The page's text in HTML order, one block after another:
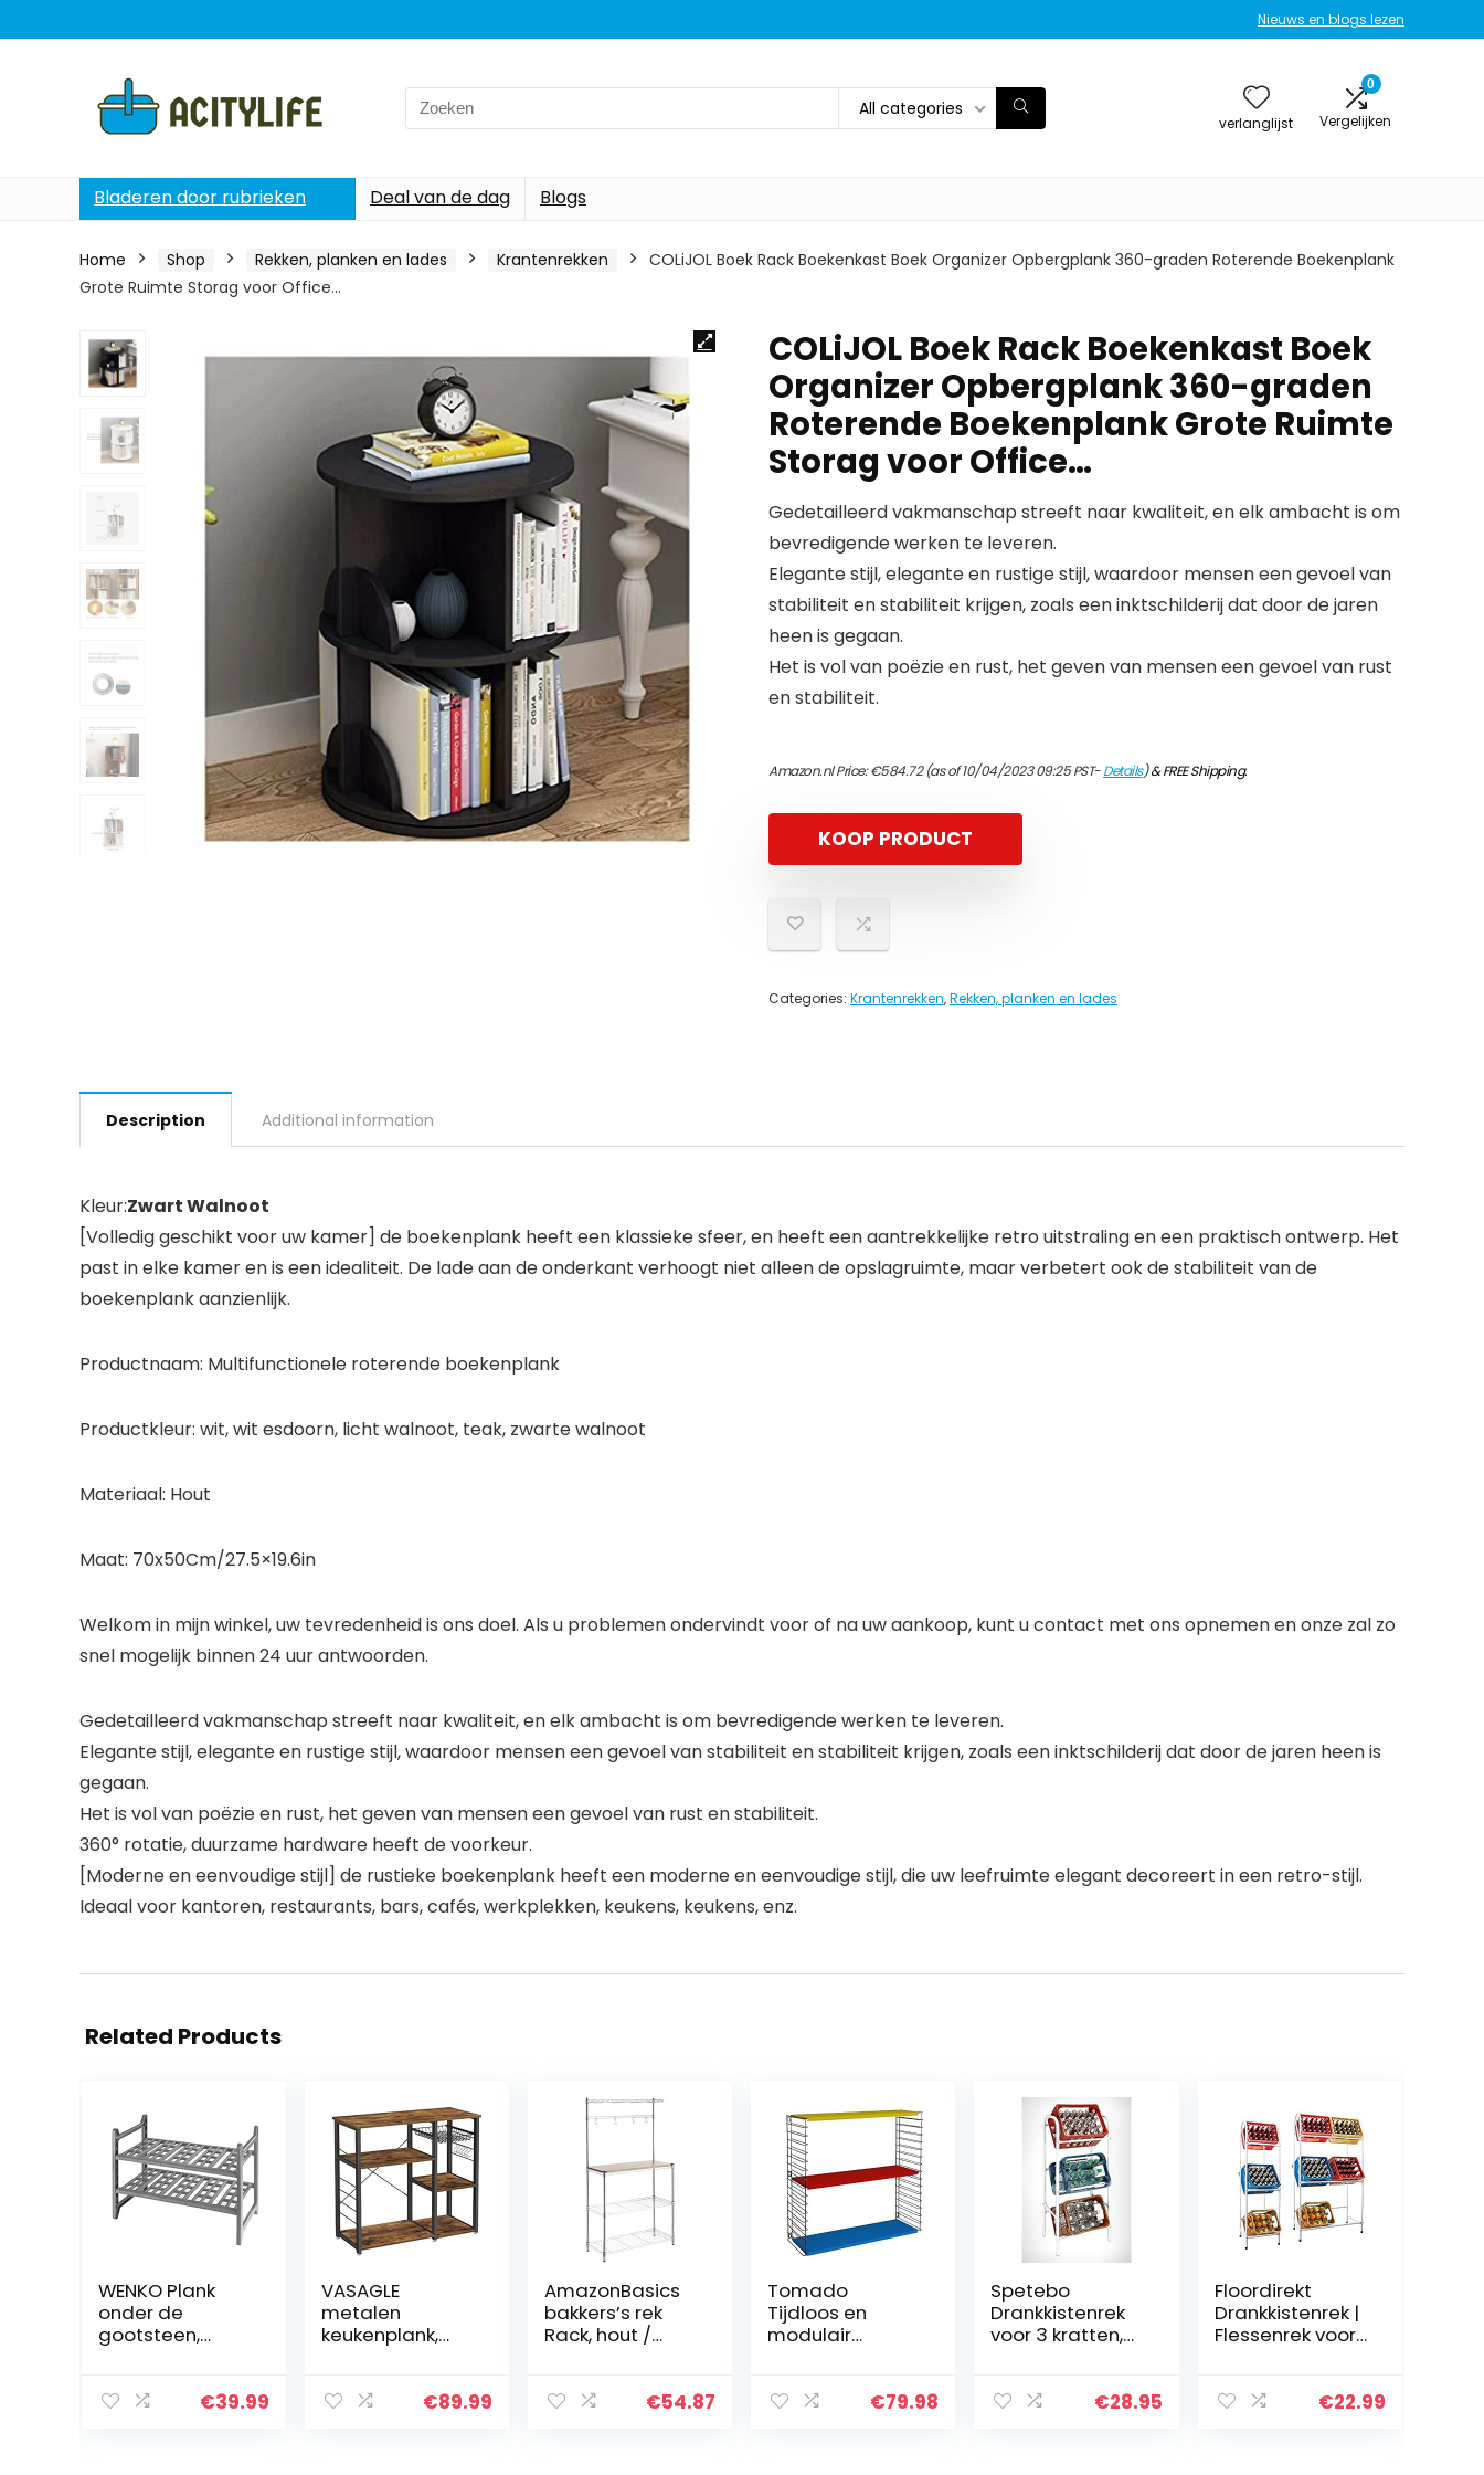
Nieuws en blogs lezen
Search
for:
All categories
verlanglijst
0
Vergelijken
Bladeren door rubrieken Deal van de dag Blogs
Home Shop Rekken, planken en lades Krantenrekken
COLiJOL Boek Rack Boekenkast Boek Organizer Opbergplank 360-graden Roterende Boekenplank
Grote Ruimte Storag voor Office…
COLiJOL Boek Rack Boekenkast Boek
Organizer Opbergplank 360-graden
Roterende Boekenplank Grote Ruimte
Storag voor Office…
Gedetailleerd vakmanschap streeft naar kwaliteit, en elk ambacht is om
bevredigende werken te leveren.
Elegante stijl, elegante en rustige stijl, waardoor mensen een gevoel van
stabiliteit en stabiliteit krijgen, zoals een inktschilderij dat door de jaren
heen is gegaan.
Het is vol van poëzie en rust, het geven van mensen een gevoel van rust
en stabiliteit.
Amazon.nl Price:€584.72(as of 10/04/2023 09:25 PST-Details)&FREE Shipping.
KOOP PRODUCT
Categories: Krantenrekken,Rekken, planken en lades
Description Additional information
Kleur:Zwart Walnoot
[Volledig geschikt voor uw kamer] de boekenplank heeft een klassieke sfeer, en heeft een aantrekkelijke retro uitstraling en een praktisch ontwerp. Het
past in elke kamer en is een idealiteit. De lade aan de onderkant verhoogt niet alleen de opslagruimte, maar verbetert ook de stabiliteit van de
boekenplank aanzienlijk.
Productnaam: Multifunctionele roterende boekenplank
Productkleur: wit, wit esdoorn, licht walnoot, teak, zwarte walnoot
Materiaal: Hout
Maat: 70x50Cm/27.5×19.6in
Welkom in mijn winkel, uw tevredenheid is ons doel. Als u problemen ondervindt voor of na uw aankoop, kunt u contact met ons opnemen en onze zal zo
snel mogelijk binnen 24 uur antwoorden.
Gedetailleerd vakmanschap streeft naar kwaliteit, en elk ambacht is om bevredigende werken te leveren.
Elegante stijl, elegante en rustige stijl, waardoor mensen een gevoel van stabiliteit en stabiliteit krijgen, zoals een inktschilderij dat door de jaren heen is
gegaan.
Het is vol van poëzie en rust, het geven van mensen een gevoel van rust en stabiliteit.
360° rotatie, duurzame hardware heeft de voorkeur.
[Moderne en eenvoudige stijl] de rustieke boekenplank heeft een moderne en eenvoudige stijl, die uw leefruimte elegant decoreert in een retro-stijl.
Ideaal voor kantoren, restaurants, bars, cafés, werkplekken, keukens, keukens, enz.
Related Products
WENKO Plank
onder de
gootsteen,
de gootsteen,
€39.99
VASAGLE
metalen
keukenplank,
plaatsbesparen
€89.99
AmazonBasics
bakkers’s rek
Rack, hout /
€54.87
Tomado
Tijdloos en
modulair
70x21x68 cm
€79.98
Spetebo
Drankkistenrek
voor 3 kratten,
€28.95
Floordirekt
Drankkistenrek |
Flessenrek voor
Dikte: 8 mm | wit
€22.99